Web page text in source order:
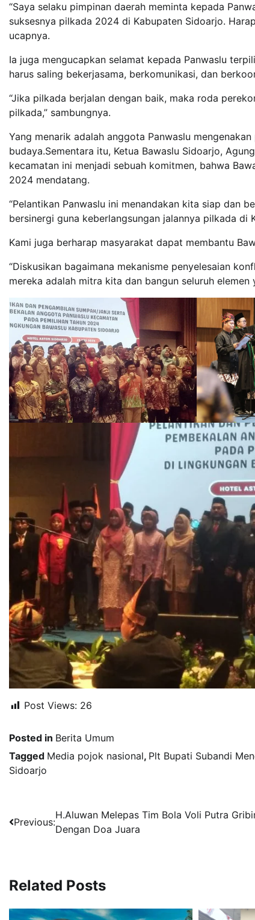
“Saya selaku pimpinan daerah meminta kepada
suksesnya pilkada 2024 di Kabupaten Sidoarjo.
ucapnya.
Ia juga mengucapkan selamat kepada Panwaslu
harus saling bekerjasama, berkomunikasi, dan
“Jika pilkada berjalan dengan baik, maka roda
pilkada,” sambungnya.
Yang menarik adalah anggota Panwaslu
budaya.Sementara itu, Ketua Bawaslu Sidoarjo,
kecamatan ini menjadi sebuah komitmen, bahwa
2024 mendatang.
“Pelantikan Panwaslu ini menandakan kita siap dan
bersinergi guna keberlangsungan jalannya pilkada di
Kami juga berharap masyarakat dapat membantu
“Diskusikan bagaimana mekanisme penyelesaian
mereka adalah mitra kita dan bangun seluruh
Post Views: 26
Posted in Berita Umum
Tagged Media pojok nasional, Plt Bupati Subandi
Sidoarjo
Navigasi
Previous:
H.Aluwan Melepas Tim Bola Voli Putra
Dengan Doa Juara
Related Posts